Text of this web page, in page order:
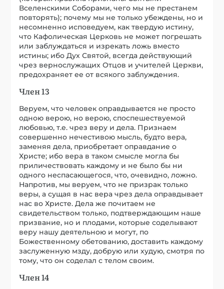
Вселенскими Соборами, чего мы не престанем
повторять); почему мы не только убеждены, но и
несомненно исповедуем, как твердую истину,
что Кафолическая Церковь не может погрешать
или заблуждаться и изрекать ложь вместо
истины; ибо Дух Святой, всегда действующий
чрез вернослужащих Отцов и учителей Церкви,
предохраняет ее от всякого заблуждения.
Член 13
Веруем, что человек оправдывается не просто
одною верою, но верою, споспешествуемой
любовью, т.е. чрез веру и дела. Признаем
совершенно нечестивою мысль, будто вера,
заменяя дела, приобретает оправдание о
Христе; ибо вера в таком смысле могла бы
приличествовать каждому и не было бы ни
одного неспасающегося, что, очевидно, ложно.
Напротив, мы веруем, что не призрак только
веры, а сущая в нас вера чрез дела оправдывает
нас во Христе. Дела же почитаем не
свидетельством только, подтверждающим наше
призвание, но и плодами, которые соделывают
веру нашу деятельною и могут, по
Божественному обетованию, доставить каждому
заслуженную мзду, добрую или худую, смотря по
тому, что он соделал с телом своим.
Член 14